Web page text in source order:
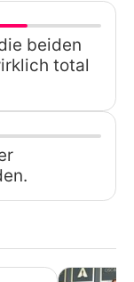
beiden
total